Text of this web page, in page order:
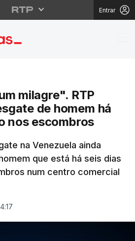
Entrar
um
milagre". RTP
de homem há
nos escombros
na Venezuela ainda
que está há seis dias
num centro comercial